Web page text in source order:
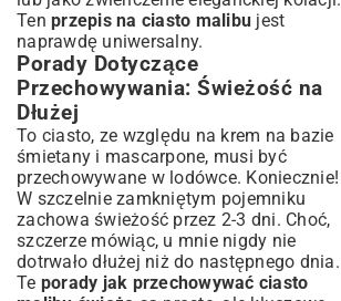
Ten przepis na ciasto malibu jest
naprawdę uniwersalny.
Porady Dotyczące
Przechowywania: Świeżość na
Dłużej
To ciasto, ze względu na krem na bazie
śmietany i mascarpone, musi być
przechowywane w lodówce. Koniecznie!
W szczelnie zamkniętym pojemniku
zachowa świeżość przez 2-3 dni. Choć,
szczerze mówiąc, u mnie nigdy nie
dotrwało dłużej niż do następnego dnia.
Te porady jak przechowywać ciasto